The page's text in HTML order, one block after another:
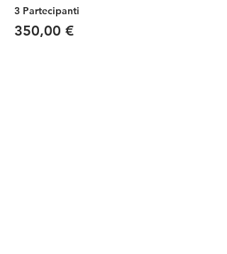
3 Partecipanti
350,00 €